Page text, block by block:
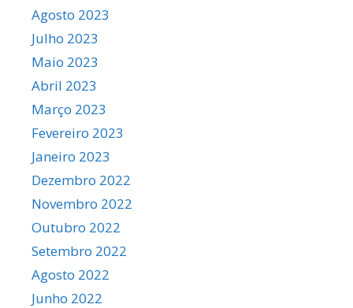
Agosto 2023
Julho 2023
Maio 2023
Abril 2023
Março 2023
Fevereiro 2023
Janeiro 2023
Dezembro 2022
Novembro 2022
Outubro 2022
Setembro 2022
Agosto 2022
Junho 2022